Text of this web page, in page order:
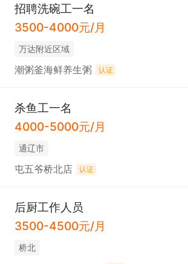
招聘洗碗工一名
3500-4000元/月
万达附近区域
潮粥釜海鲜养生粥 认证
杀鱼工一名
4000-5000元/月
通辽市
屯五爷桥北店 认证
后厨工作人员
3500-4500元/月
桥北